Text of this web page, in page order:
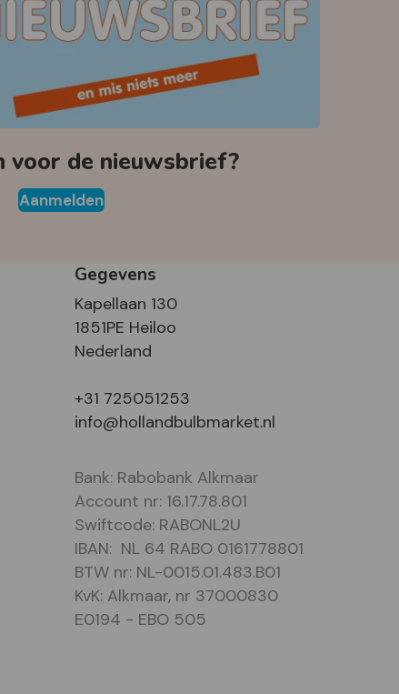
voor de nieuwsbrief?
Aanmelden
Gegevens
Kapellaan 130
1851PE Heiloo
Nederland
+31 725051253
info@hollandbulbmarket.nl
Bank: Rabobank Alkmaar
Account nr: 16.17.78.801
Swiftcode: RABONL2U
IBAN: NL 64 RABO 0161778801
BTW nr: NL-0015.01.483.B01
KvK: Alkmaar, nr 37000830
E0194 - EBO 505